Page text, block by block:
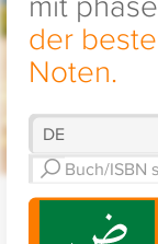
der
Noten.